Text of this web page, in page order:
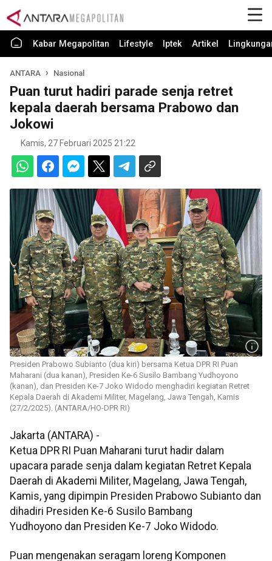
Kabar Megapolitan Lifestyle Iptek Artikel
ANTARA Nasional
Puan turut hadiri parade senja retret
kepala daerah bersama Prabowo dan
Jokowi
Kamis, 27 Februari 2025 21:22
Presiden Prabowo Subianto (dua kiri) bersama Ketua DPR RI Puan
Maharani (dua kanan), Presiden Ke-6 Susilo Bambang Yudhoyono
(kanan), dan Presiden Ke-7 Joko Widodo menghadiri kegiatan Retret
Kepala Daerah di Akademi Militer, Magelang, Jawa Tengah, Kamis
(27/2/2025). (ANTARA/HO-DPR RI)
Jakarta (ANTARA) -
Ketua DPR RI Puan Maharani turut hadir dalam
upacara parade senja dalam kegiatan Retret Kepala
Daerah di Akademi Militer, Magelang, Jawa Tengah,
Kamis, yang dipimpin Presiden Prabowo Subianto dan
dihadiri Presiden Ke-6 Susilo Bambang
Yudhoyono dan Presiden Ke-7 Joko Widodo.
Puan mengenakan seragam loreng Komponen